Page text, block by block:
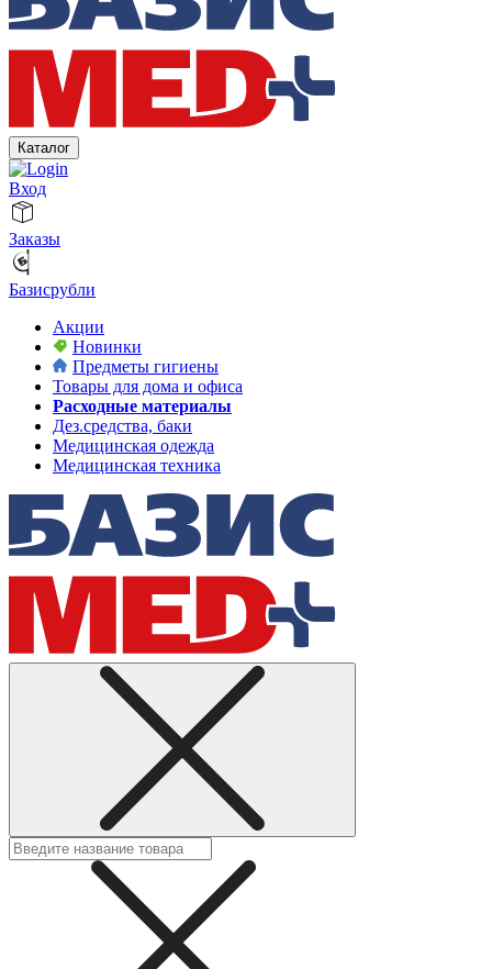
Каталог
Вход
Заказы
Базисрубли
Акции
Новинки
Предметы гигиены
Товары для дома и офиса
Расходные материалы
Дез.средства, баки
Медицинская одежда
Медицинская техника